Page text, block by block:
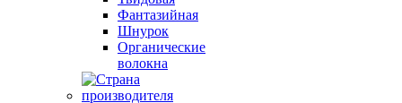
Фантазийная
Шнурок
Органические
волокна